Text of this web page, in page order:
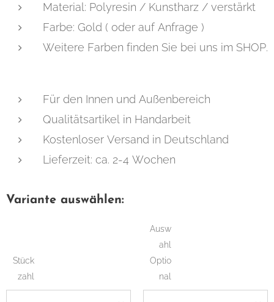
Material: Polyresin / Kunstharz / verstärkt
Farbe: Gold ( oder auf Anfrage )
Weitere Farben finden Sie bei uns im SHOP.
Für den Innen und Außenbereich
Qualitätsartikel in Handarbeit
Kostenloser Versand in Deutschland
Lieferzeit: ca. 2-4 Wochen
Variante auswählen:
Stück
zahl
Ausw
ahl
Optio
nal